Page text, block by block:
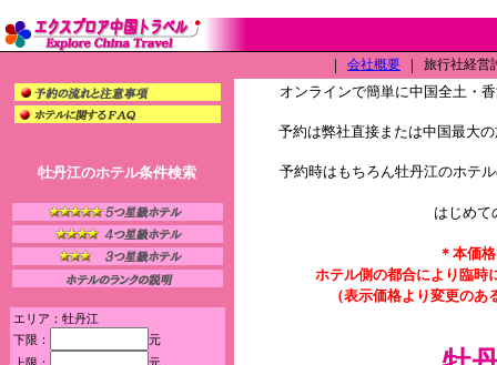
｜ 会社概要 ｜ 旅行社経営
牡丹江のホテル条件検索
エリア：牡丹江
下限：
元
オンラインで簡単に中国全土・
予約は弊社直接または中国最大
予約時はもちろん牡丹江のホテ
はじめ
＊本価
ホテル側の都合により臨時
（表示価格より変更の